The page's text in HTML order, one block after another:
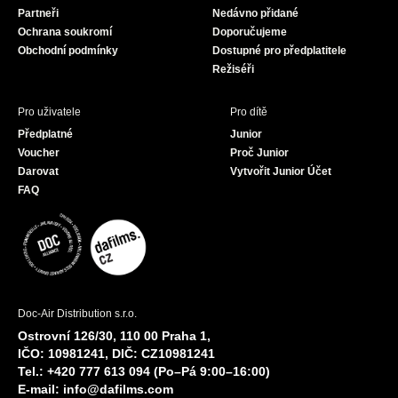
Partneři
Ochrana soukromí
Obchodní podmínky
Nedávno přidané
Doporučujeme
Dostupné pro předplatitele
Režiséři
Pro uživatele
Předplatné
Voucher
Darovat
FAQ
Pro dítě
Junior
Proč Junior
Vytvořit Junior Účet
Doc-Air Distribution s.r.o.
Ostrovní 126/30, 110 00 Praha 1,
IČO: 10981241, DIČ: CZ10981241
Tel.: +420 777 613 094 (Po–Pá 9:00–16:00)
E-mail: info@dafilms.com